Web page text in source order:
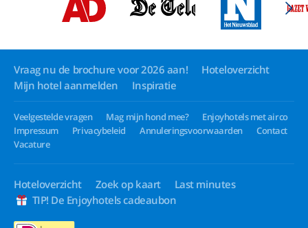
Vraag nu de brochure voor 2026 aan!
Hoteloverzicht
Mijn hotel aanmelden
Inspiratie
Veelgestelde vragen Mag mijn hond mee?
Enjoyhotels met airco
Impressum
Privacybeleid Annuleringsvoorwaarden
Contact
Vacature
Hoteloverzicht Zoek op kaart
Last minutes
TIP! De Enjoyhotels cadeaubon